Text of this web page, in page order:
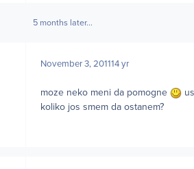
5 months later...
November 3, 201114 yr
moze neko meni da pomogne
koliko jos smem da ostanem?